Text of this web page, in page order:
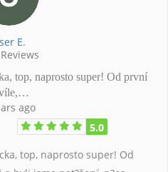
E.
top, naprosto super! Od první
ago
5.0
top, naprosto super! Od